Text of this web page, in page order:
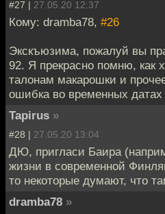
#27 | 27.05.20 12:37
Кому: dramba78, #26
Экскъюзима, пожалуй вы
92. Я прекрасно помню, как
талонам макарошки и
ошибка во временных
Tapirus »
#28 | 27.05.20 13:04
ДЮ, пригласи Баира
жизни в современной
то некоторые думают, что
dramba78 »